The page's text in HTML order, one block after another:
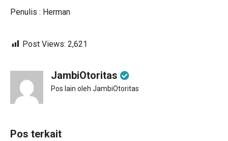
Penulis : Herman
Post Views: 2,621
JambiOtoritas
Pos lain oleh JambiOtoritas
Pos terkait